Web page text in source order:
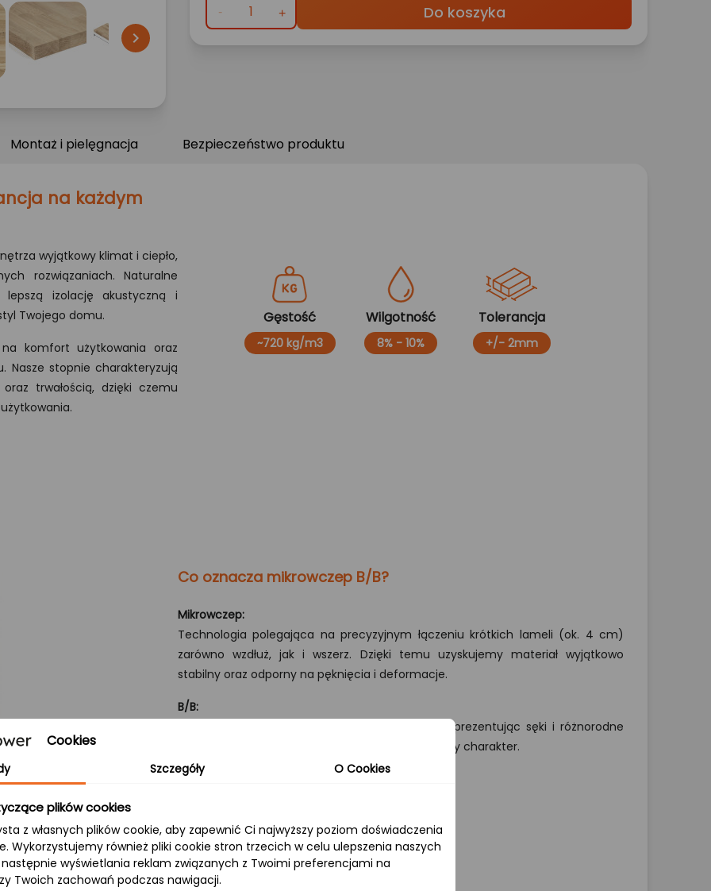

Do koszyka
Montaż i pielęgnacja Bezpieczeństwo produktu
na każdym
wyjątkowy klimat i ciepło,
rozwiązaniach. Naturalne
izolację akustyczną i
Twojego domu.
komfort użytkowania oraz
Nasze stopnie charakteryzują
trwałością, dzięki czemu
Gęstość
~720 kg/m3
Wilgotność
8% - 10%
Tolerancja
+/- 2mm
Co oznacza mikrowczep B/B?
Mikrowczep:
Technologia polegająca na precyzyjnym łączeniu krótkich lameli (ok. 4 cm)
zarówno wzdłuż, jak i wszerz. Dzięki temu uzyskujemy materiał wyjątkowo
stabilny oraz odporny na pęknięcia i deformacje.
B/B:
Obie strony blatu zachowują naturalny wygląd, prezentując sęki i różnorodne
przebarwienia, co nadaje mu wyjątkowy, rustykalny charakter.
Cookies
Szczegóły O Cookies
plików cookies
z własnych plików cookie, aby zapewnić Ci najwyższy poziom doświadczenia
Wykorzystujemy również pliki cookie stron trzecich w celu ulepszenia naszych
następnie wyświetlania reklam związanych z Twoimi preferencjami na
Twoich zachowań podczas nawigacji.